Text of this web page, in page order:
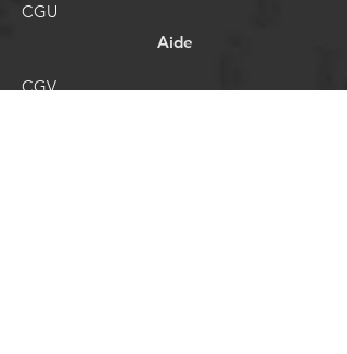
CGU
Aide
CGV